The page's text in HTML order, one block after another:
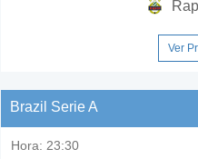
Ver
Brazil Serie A
Hora: 23:30